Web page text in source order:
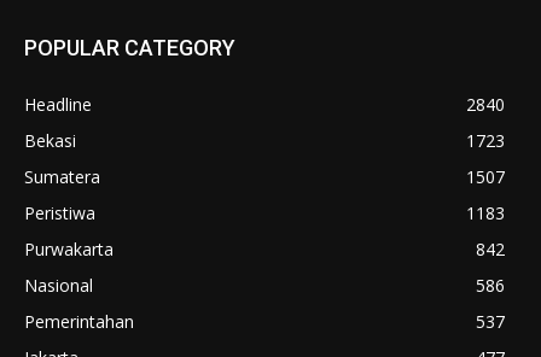
POPULAR CATEGORY
Headline
2840
Bekasi
1723
Sumatera
1507
Peristiwa
1183
Purwakarta
842
Nasional
586
Pemerintahan
537